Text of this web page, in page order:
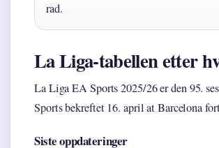
rad.
La Liga-tabellen etter
La Liga EA Sports 2025/26 er den 95.
Sports bekreftet 16. april at Barcelona
Siste oppdateringer